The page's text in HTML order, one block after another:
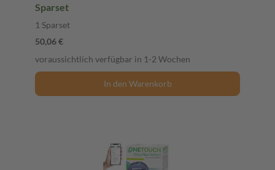
Sparset
1 Sparset
50,06 €
voraussichtlich verfügbar in 1-2 Wochen
In den Warenkorb